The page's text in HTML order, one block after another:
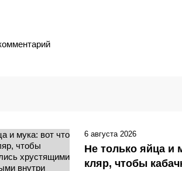
Не только яйца и
кляр, чтобы
6 августа 2026